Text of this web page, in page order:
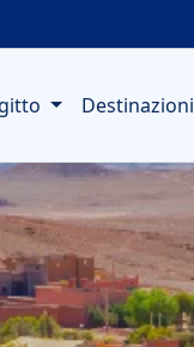
Destinazioni